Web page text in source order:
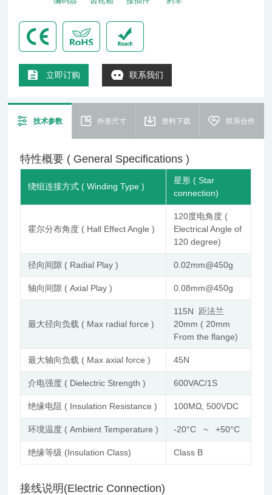
立即订购 联系我们
技术参数 外形尺寸 资料下载 联系合作
特性概要 ( General Specifications )
绕组连接方式 ( Winding Type )
星形 ( Star
connection)
霍尔分布角度 ( Hall Effect Angle )
120度电角度 (
Electrical Angle of
120 degree)
径向间隙 ( Radial Play ) 0.02mm@450g
轴向间隙 ( Axial Play ) 0.08mm@450g
最大径向负载 ( Max radial force )
115N 距法兰
20mm ( 20mm
From the flange)
最大轴向负载 ( Max axial force ) 45N
介电强度 ( Dielectric Strength ) 600VAC/1S
绝缘电阻 ( Insulation Resistance ) 100MΩ, 500VDC
环境温度 ( Ambient Temperature ) -20°C ~ +50°C
绝缘等级 (Insulation Class) Class B
接线说明(Electric Connection)